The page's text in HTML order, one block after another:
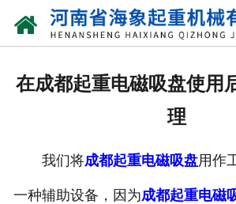
在成都起重电磁吸盘使用
理
我们将成都起重电磁吸盘用作
一种辅助设备，因为成都起重电磁